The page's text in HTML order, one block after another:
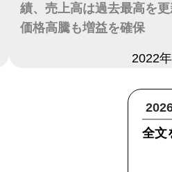
績、売上高は過去最高を
価格高騰も増益を確保
2022
全文